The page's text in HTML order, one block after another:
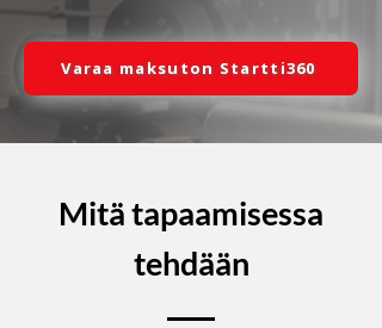
Varaa maksuton Startti360
Mitä tapaamisessa
tehdään